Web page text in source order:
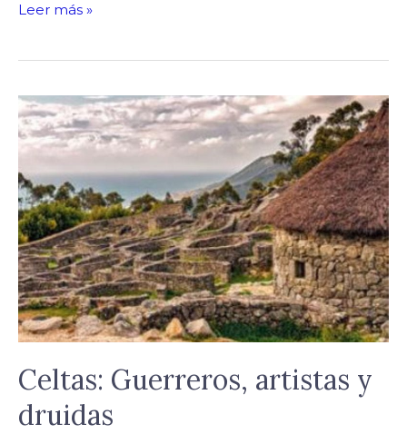
Leer más »
Celtas: Guerreros, artistas y
druidas
Celtas:
Guerreros,
artistas
y
druidas